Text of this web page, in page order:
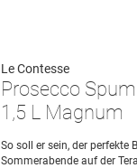
Le Contesse
Prosecco
1,5 L Magnum
So soll er sein, der perfekte
Sommerabende auf der